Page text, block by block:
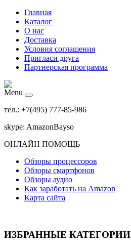
Главная
Каталог
О нас
Доставка
Условия соглашения
Пригласи друга
Партнерская программа
Menu
тел.: +7(495) 777-85-986
skype: AmazonBayso
ОНЛАЙН ПОМОЩЬ
Обзоры процессоров
Обзоры смартфонов
Обзоры аудио
Как заработать на Amazon
Карта сайта
ИЗБРАННЫЕ КАТЕГОРИИ